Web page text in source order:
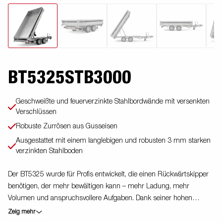
BT5325STB3000
Geschweißte und feuerverzinkte Stahlbordwände mit versenkten
Verschlüssen
Robuste Zurrösen aus Gusseisen
Ausgestattet mit einem langlebigen und robusten 3 mm starken
verzinkten Stahlboden
Der BT5325 wurde für Profis entwickelt, die einen Rückwärtskipper
benötigen, der mehr bewältigen kann – mehr Ladung, mehr
Volumen und anspruchsvollere Aufgaben. Dank seiner hohen
Kapazität in Größe und Nutzlast ist dieser Anhänger ein
Zeig mehr